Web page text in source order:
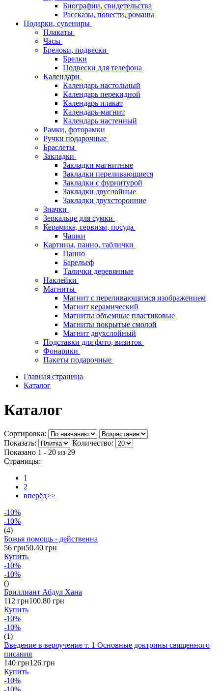
Биографии, свидетельства
Рассказы, повести, романы
Подарки, сувениры
Плакаты
Часы
Брелоки, подвески
Брелки
Подвески для телефона
Календари
Календарь настольный
Календарь перекидной
Календарь плакат
Календарь-магнит
Календарь настенный
Рамки, фоторамки
Ручки подарочные
Браслеты
Закладки
Закладки магнитные
Закладки переливающиеся
Закладки с фурнитурой
Закладки двуслойные
Закладки двухсторонние
Значки
Зеркальце для сумки
Керамика, сервизы, посуда
Чашки
Картины, панно, таблички
Панно
Барельеф
Талички деревянные
Наклейки
Магниты
Магнит с переливающимся изображением
Магнит керамический
Магниты объемные пластиковые
Магниты покрытые смолой
Магнит двухслойный
Подставки для фото, визиток
Фонарики
Пакеты подарочные
Главная страница
Каталог
Каталог
Сортировка:
Показать:
Количество:
Показано 1 - 20 из 29
Страницы:
1
2
вперёд>>
-10%
-10%
(4)
Божья помощь - действенна
56 грн50.40 грн
Купить
-10%
-10%
()
Бриллиант Абдул Хана
112 грн100.80 грн
Купить
-10%
-10%
(1)
Введение в вероучение т. 1 Основные доктрины священного
писания
140 грн126 грн
Купить
-10%